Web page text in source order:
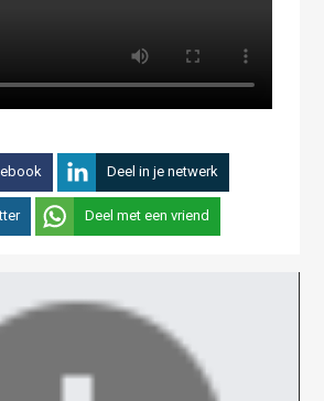
Deel in je netwerk
Deel met een vriend